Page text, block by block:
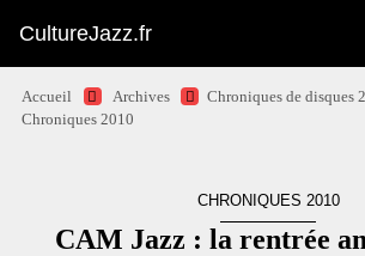
CultureJazz.fr
Accueil Archives
Chroniques de disques
Chroniques 2010
CHRONIQUES 2010
CAM Jazz : la rentrée